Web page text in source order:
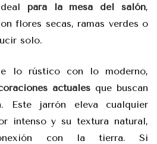
para la mesa del salón,
flores secas, ramas verdes o
solo.
lo rústico con lo moderno,
actuales que buscan
Este jarrón eleva cualquier
intenso y su textura natural,
con la tierra. Si